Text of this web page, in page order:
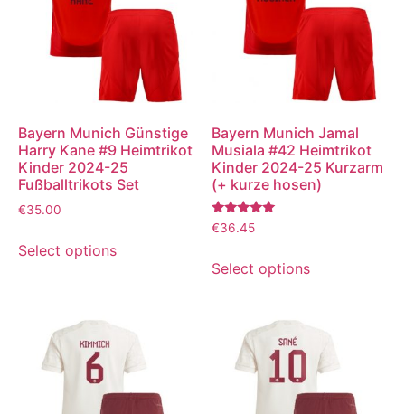
Bayern Munich Günstige
Harry Kane #9 Heimtrikot
Kinder 2024-25
Fußballtrikots Set
€35.00
Select options
Bayern Munich Jamal
Musiala #42 Heimtrikot
Kinder 2024-25 Kurzarm
(+ kurze hosen)
Bewertet
mit
€36.45
Select options